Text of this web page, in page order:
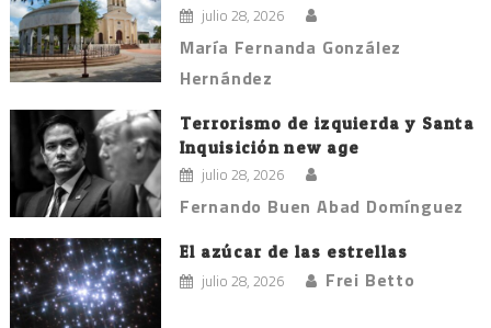
julio 28, 2026
María Fernanda González
Hernández
Terrorismo de izquierda y Santa
Inquisición new age
julio 28, 2026
Fernando Buen Abad Domínguez
El azúcar de las estrellas
julio 28, 2026 Frei Betto